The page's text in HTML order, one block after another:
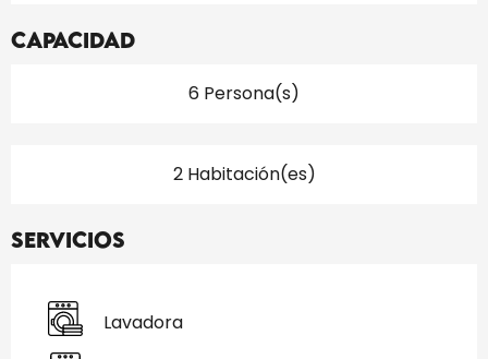
Capacidad
6 Persona(s)
2 Habitación(es)
Servicios
Lavadora